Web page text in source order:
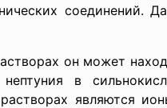
соединений.
он может
в
являются